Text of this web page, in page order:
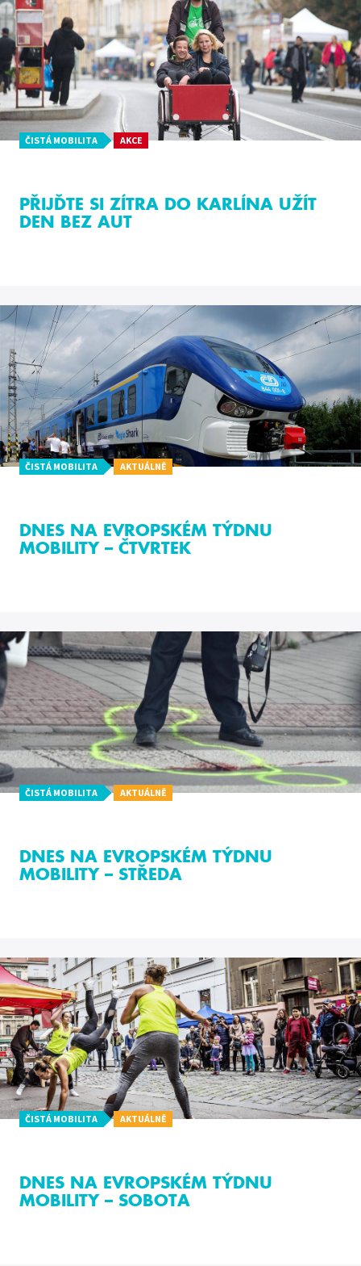
ČISTÁ MOBILITA AKCE
PŘIJĎTE SI ZÍTRA DO KARLÍNA UŽÍT
DEN BEZ AUT
ČISTÁ MOBILITA AKTUÁLNĚ
DNES NA EVROPSKÉM TÝDNU
MOBILITY – ČTVRTEK
ČISTÁ MOBILITA AKTUÁLNĚ
DNES NA EVROPSKÉM TÝDNU
MOBILITY – STŘEDA
ČISTÁ MOBILITA AKTUÁLNĚ
DNES NA EVROPSKÉM TÝDNU
MOBILITY – SOBOTA